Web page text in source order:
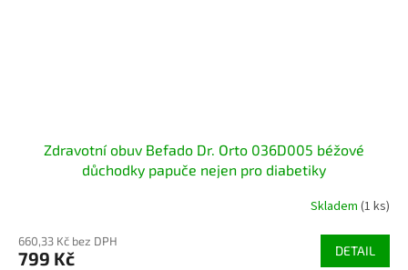
Zdravotní obuv Befado Dr. Orto 036D005 béžové
důchodky papuče nejen pro diabetiky
Skladem (1 ks)
660,33 Kč bez DPH
799 Kč DETAIL